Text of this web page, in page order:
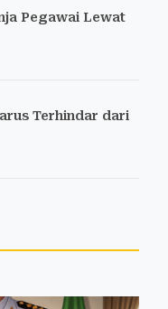
Pegawai Lewat
Terhindar dari